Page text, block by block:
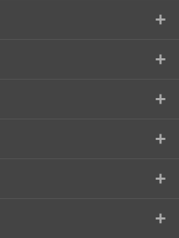
+
+
+
+
+
+